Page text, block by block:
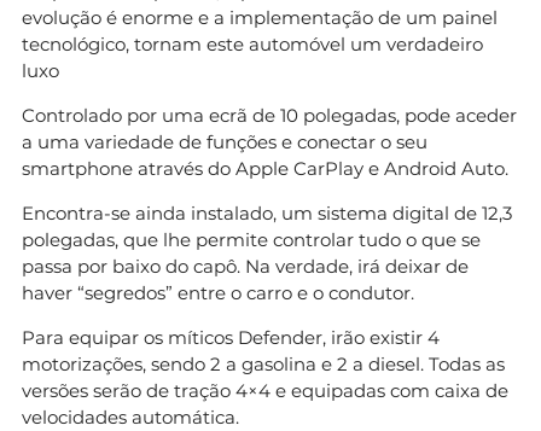
evolução é enorme e a implementação de um painel
tecnológico, tornam este automóvel um verdadeiro
luxo
Controlado por uma ecrã de 10 polegadas, pode aceder
a uma variedade de funções e conectar o seu
smartphone através do Apple CarPlay e Android Auto.
Encontra-se ainda instalado, um sistema digital de 12,3
polegadas, que lhe permite controlar tudo o que se
passa por baixo do capô. Na verdade, irá deixar de
haver “segredos” entre o carro e o condutor.
Para equipar os míticos Defender, irão existir 4
motorizações, sendo 2 a gasolina e 2 a diesel. Todas as
versões serão de tração 4×4 e equipadas com caixa de
velocidades automática.